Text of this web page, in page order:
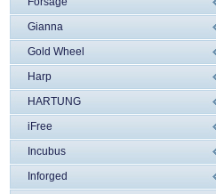
Gianna
Gold Wheel
Harp
HARTUNG
iFree
Incubus
Inforged